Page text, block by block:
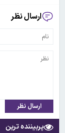
ارسال نظر
ارسال نظر
پربیننده ترین